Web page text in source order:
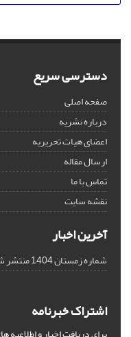
دسترسی سریع
صفحه اصلی
درباره نشریه
اعضای هیات تحریریه
ارسال مقاله
تماس با ما
نقشه سایت
آخرین اخبار
شماره زمستان 1404 منتشر شد!
اشتراک خبرنامه